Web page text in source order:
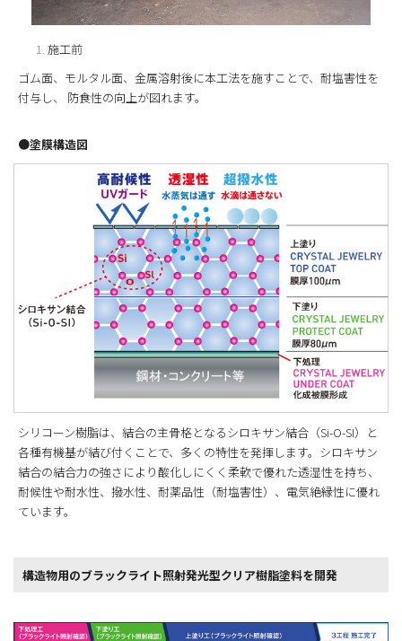
1. 施工前
ゴム面、モルタル面、金属溶射後に本工法を施すことで、耐塩害性を
付与し、 防食性の向上が図れます。
●塗膜構造図
シリコーン樹脂は、結合の主骨格となるシロキサン結合（Si-O-SI）と
各種有機基が結び付くことで、多くの特性を発揮します。シロキサン
結合の結合力の強さにより酸化しにくく柔軟で優れた透湿性を持ち、
耐候性や耐水性、撥水性、耐薬品性（耐塩害性）、電気絶縁性に優れ
ています。
構造物用のブラックライト照射発光型クリア樹脂塗料を開発